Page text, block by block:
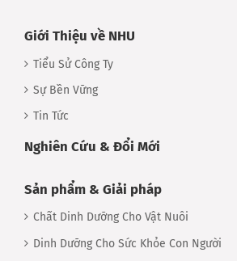
Giới Thiệu về NHU
Tiểu Sử Công Ty
Sự Bền Vững
Tin Tức
Nghiên Cứu & Đổi Mới
Sản phẩm & Giải pháp
Chất Dinh Dưỡng Cho Vật Nuôi
Dinh Dưỡng Cho Sức Khỏe Con Người